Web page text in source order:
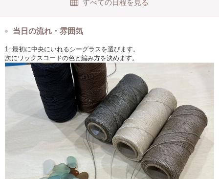
すべての日程を見る
当日の流れ・雰囲気
1: 最初に中央にいれるシーグラスを選びます。
次にワックスコードの色と編み方を決めます。